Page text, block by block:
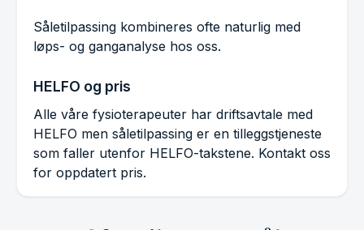
Såletilpassing kombineres ofte naturlig med
løps- og ganganalyse hos oss.
HELFO og pris
Alle våre fysioterapeuter har driftsavtale med
HELFO men såletilpassing er en tilleggstjeneste
som faller utenfor HELFO-takstene. Kontakt oss
for oppdatert pris.